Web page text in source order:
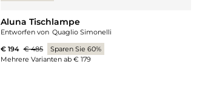
Aluna Tischlampe
Entworfen von Quaglio Simonelli
€ 194 € 485
Sparen Sie 60%
Mehrere Varianten ab € 179